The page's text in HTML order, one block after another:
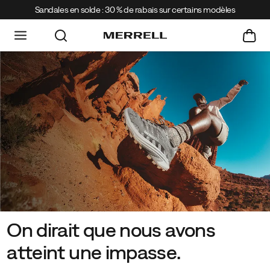
Sandales en solde : 30 % de rabais sur certains modèles
On dirait que nous avons
atteint une impasse.